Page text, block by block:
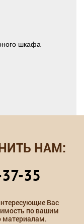
шкафа
НАМ:
35
Вас
по вашим
материалам.